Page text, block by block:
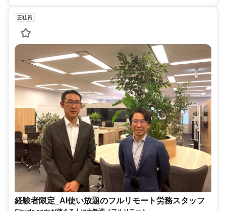
正社員
経験者限定_AI使い放題のフルリモート労務スタッフ